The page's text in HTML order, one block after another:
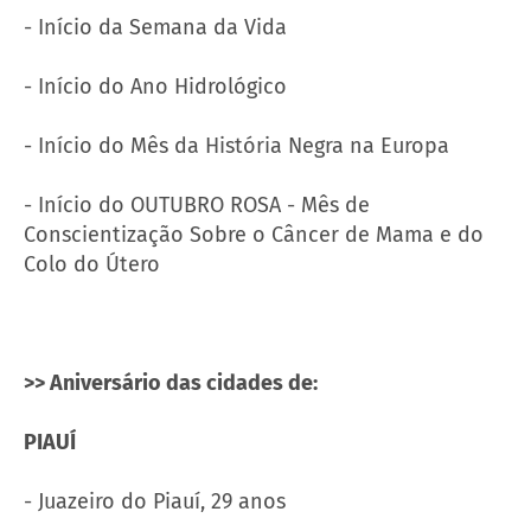
- Início da Semana da Vida
- Início do Ano Hidrológico
- Início do Mês da História Negra na Europa
- Início do OUTUBRO ROSA - Mês de
Conscientização Sobre o Câncer de Mama e do
Colo do Útero
>> Aniversário das cidades de:
PIAUÍ
- Juazeiro do Piauí, 29 anos